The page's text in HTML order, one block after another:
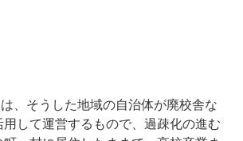
、そうした地域の自治体が廃校舎な
用して運営するもので、過疎化の進む